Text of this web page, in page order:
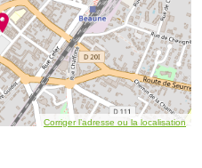
Corriger l’adresse ou la localisation